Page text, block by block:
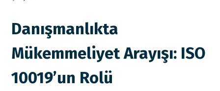
Danışmanlıkta
Mükemmeliyet Arayışı: ISO
10019’un Rolü